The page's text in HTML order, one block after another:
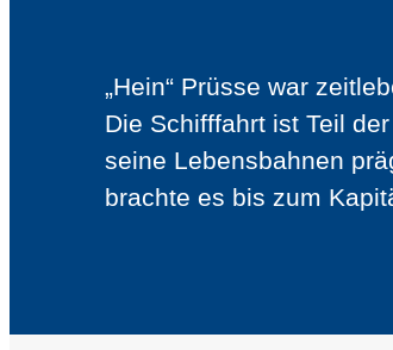
„Hein“ Prüsse war
Die Schifffahrt ist Teil
seine Lebensbahnen
brachte es bis zum